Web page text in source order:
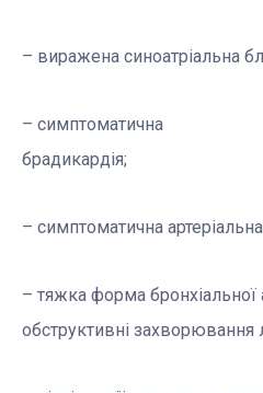
– виражена синоатріальна
– симптоматична
– симптоматична артеріальна
– тяжка форма бронхіальної
обструктивні захворювання